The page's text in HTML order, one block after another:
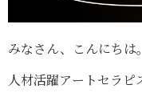
みなさん、こんにちは。
人材活躍アートセラピ